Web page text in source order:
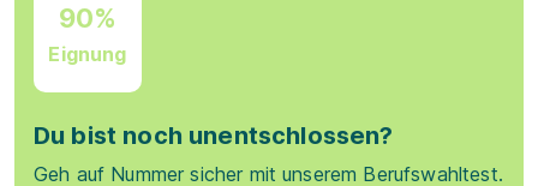
90%
Eignung
Du bist noch unentschlossen?
Geh auf Nummer sicher mit unserem Berufswahltest.